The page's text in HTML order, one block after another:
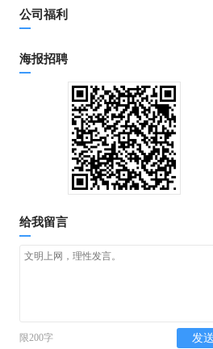
公司福利
海报招聘
给我留言
限200字 发送